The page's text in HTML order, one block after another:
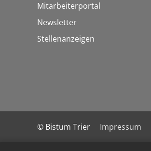
Mitarbeiterportal
Newsletter
Stellenanzeigen
© Bistum Trier Impressum